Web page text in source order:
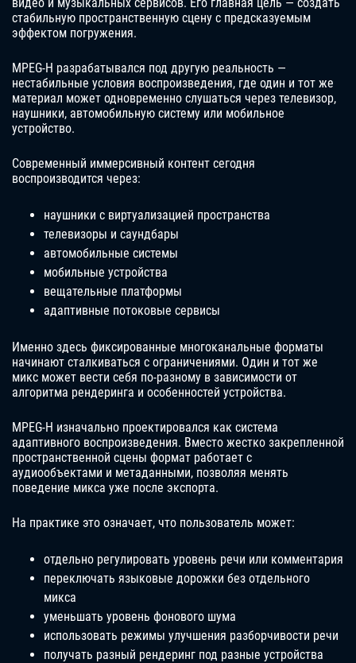
стабильную пространственную сцену с предсказуемым
эффектом погружения.
MPEG-H разрабатывался под другую реальность —
нестабильные условия воспроизведения, где один и тот же
материал может одновременно слушаться через телевизор,
наушники, автомобильную систему или мобильное
устройство.
Современный иммерсивный контент сегодня
воспроизводится через:
наушники с виртуализацией пространства
телевизоры и саундбары
автомобильные системы
мобильные устройства
вещательные платформы
адаптивные потоковые сервисы
Именно здесь фиксированные многоканальные форматы
начинают сталкиваться с ограничениями. Один и тот же
микс может вести себя по-разному в зависимости от
алгоритма рендеринга и особенностей устройства.
MPEG-H изначально проектировался как система
адаптивного воспроизведения. Вместо жестко закрепленной
пространственной сцены формат работает с
аудиообъектами и метаданными, позволяя менять
поведение микса уже после экспорта.
На практике это означает, что пользователь может:
отдельно регулировать уровень речи или комментария
переключать языковые дорожки без отдельного
микса
уменьшать уровень фонового шума
использовать режимы улучшения разборчивости речи
получать разный рендеринг под разные устройства